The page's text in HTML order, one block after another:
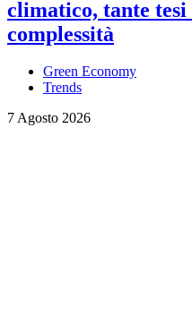
climatico, tante tesi
complessità
Green Economy
Trends
7 Agosto 2026